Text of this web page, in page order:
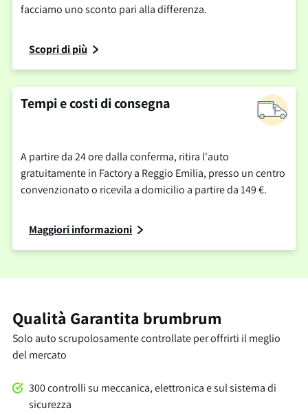
facciamo uno sconto pari alla differenza.
Scopri di più
Tempi e costi di consegna
A partire da 24 ore dalla conferma, ritira l'auto
gratuitamente in Factory a Reggio Emilia, presso un centro
convenzionato o ricevila a domicilio a partire da 149 €.
Maggiori informazioni
Qualità Garantita brumbrum
Solo auto scrupolosamente controllate per offrirti il meglio
del mercato
300 controlli su meccanica, elettronica e sul sistema di
sicurezza